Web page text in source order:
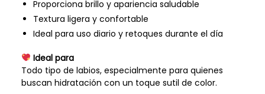
Proporciona brillo y apariencia saludable
Textura ligera y confortable
Ideal para uso diario y retoques durante el día
Ideal para
Todo tipo de labios, especialmente para quienes
buscan hidratación con un toque sutil de color.